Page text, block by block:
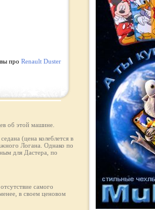
про Renault Duster
об этой машине.
(цена колеблется в
Логана. Однако по
для Дастера, по
самого
в своем ценовом